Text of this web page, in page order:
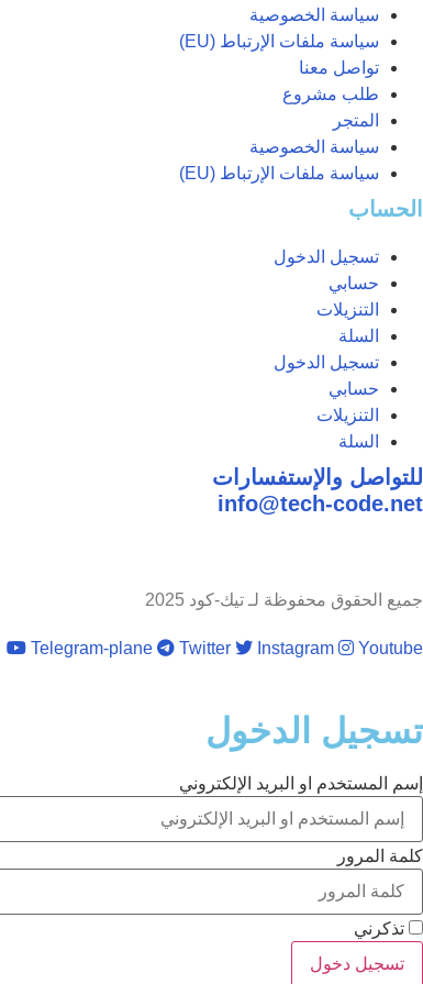
سياسة الخصوصية
سياسة ملفات الإرتباط (EU)
تواصل معنا
طلب مشروع
المتجر
سياسة الخصوصية
سياسة ملفات الإرتباط (EU)
الحساب
تسجيل الدخول
حسابي
التنزيلات
السلة
تسجيل الدخول
حسابي
التنزيلات
السلة
للتواصل والإستفسارات
info@tech-code.net
جميع الحقوق محفوظة لـ تيك-كود 2025
Telegram-plane Twitter Instagram Youtube
تسجيل الدخول
إسم المستخدم او البريد الإلكتروني
كلمة المرور
تذكرني
تسجيل دخول